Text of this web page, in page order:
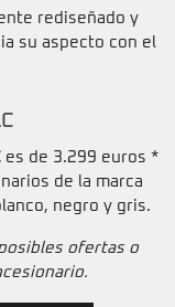
rediseñado y
su aspecto con el
es de 3.299 euros *
de la marca
negro y gris.
ofertas o